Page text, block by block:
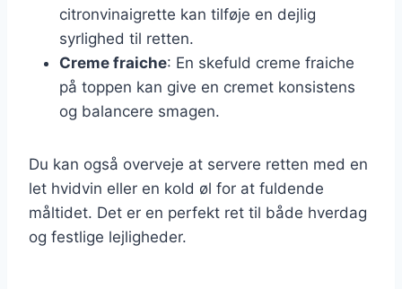
citronvinaigrette kan tilføje en dejlig
syrlighed til retten.
Creme fraiche: En skefuld creme fraiche
på toppen kan give en cremet konsistens
og balancere smagen.
Du kan også overveje at servere retten med en
let hvidvin eller en kold øl for at fuldende
måltidet. Det er en perfekt ret til både hverdag
og festlige lejligheder.